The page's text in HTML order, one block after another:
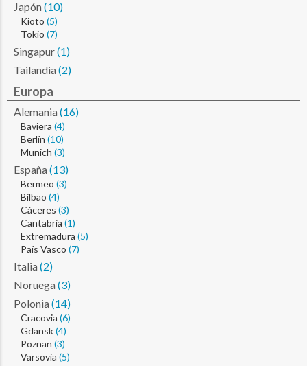
Japón (10)
Kioto (5)
Tokio (7)
Singapur(1)
Tailandia (2)
Europa
Alemania (16)
Baviera (4)
Berlín (10)
Munich (3)
España (13)
Bermeo (3)
Bilbao (4)
Cáceres (3)
Cantabria (1)
Extremadura (5)
País Vasco (7)
Italia (2)
Noruega (3)
Polonia (14)
Cracovia (6)
Gdansk(4)
Poznan (3)
Varsovia (5)